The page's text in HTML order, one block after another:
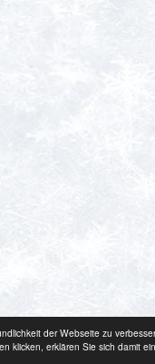
der Webseite zu
klicken, erklären Sie sich damit